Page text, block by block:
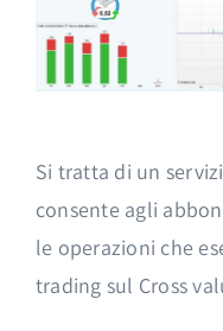
Si tratta di un
consente agli
le operazioni che
trading sul Cross